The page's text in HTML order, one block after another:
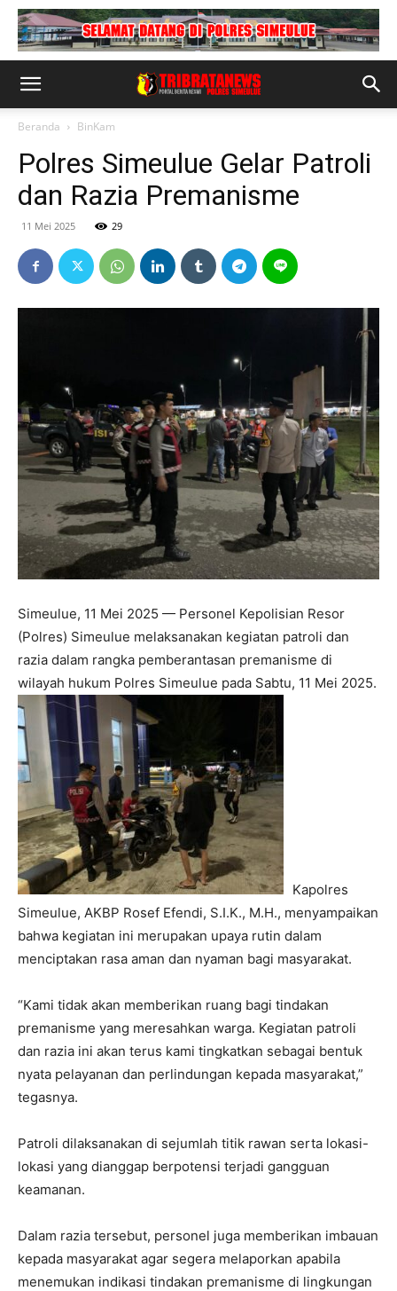
Beranda BinKam
Polres Simeulue Gelar Patroli
dan Razia Premanisme
11 Mei 2025 29
Simeulue, 11 Mei 2025 — Personel Kepolisian Resor
(Polres) Simeulue melaksanakan kegiatan patroli dan
razia dalam rangka pemberantasan premanisme di
wilayah hukum Polres Simeulue pada Sabtu, 11 Mei 2025.
Kapolres
Simeulue, AKBP Rosef Efendi, S.I.K., M.H., menyampaikan
bahwa kegiatan ini merupakan upaya rutin dalam
menciptakan rasa aman dan nyaman bagi masyarakat.
“Kami tidak akan memberikan ruang bagi tindakan
premanisme yang meresahkan warga. Kegiatan patroli
dan razia ini akan terus kami tingkatkan sebagai bentuk
nyata pelayanan dan perlindungan kepada masyarakat,”
tegasnya.
Patroli dilaksanakan di sejumlah titik rawan serta lokasi-
lokasi yang dianggap berpotensi terjadi gangguan
keamanan.
Dalam razia tersebut, personel juga memberikan imbauan
kepada masyarakat agar segera melaporkan apabila
menemukan indikasi tindakan premanisme di lingkungan